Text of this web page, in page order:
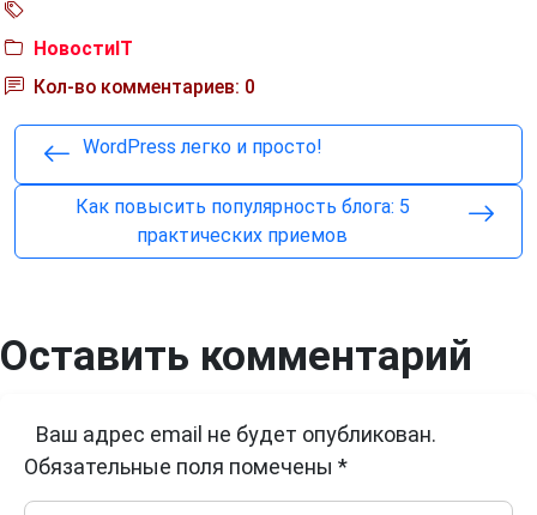
НовостиIT
Кол-во комментариев: 0
WordPress легко и просто!
Как повысить популярность блога: 5
практических приемов
Оставить комментарий
Ваш адрес email не будет опубликован.
Обязательные поля помечены *